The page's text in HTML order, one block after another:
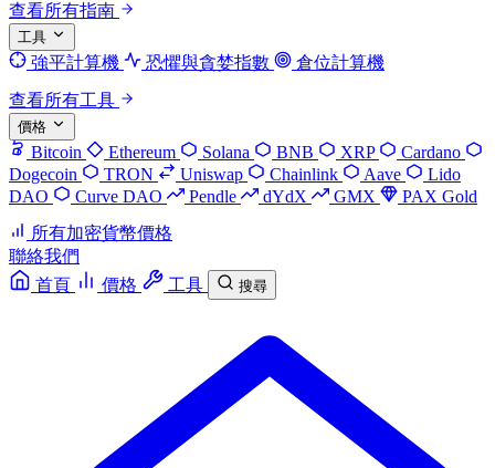
查看所有指南
工具
強平計算機 恐懼與貪婪指數
倉位計算機
查看所有工具
價格
Bitcoin Ethereum Solana BNB XRP
Cardano
Dogecoin
TRON Uniswap Chainlink Aave
Lido
DAO
Curve DAO Pendle dYdX GMX
PAX Gold
所有加密貨幣價格
聯絡我們
首頁
價格 工具 搜尋